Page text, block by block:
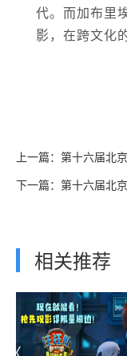
代。而加布里
影，在跨文化
上一篇：第十六届北
下一篇：第十六届北
相关推荐